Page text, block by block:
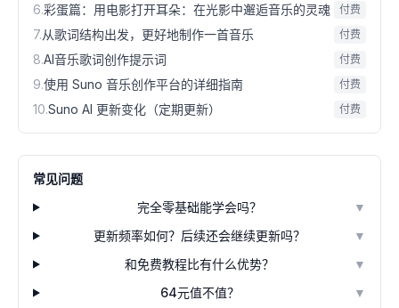
6.彩蛋篇：用电影打开耳朵：在光影中邂逅音乐的灵魂 付费
7.从歌词结构出发，更好地制作一首音乐 付费
8.AI音乐歌词创作提示词 付费
9.使用 Suno 音乐创作平台的详细指南 付费
10.Suno AI 更新变化（定期更新） 付费
常见问题
完全零基础能学会吗？
▼
更新频率如何？后续还会继续更新吗？
▼
和免费教程比有什么优势？
▼
64元值不值？
▼